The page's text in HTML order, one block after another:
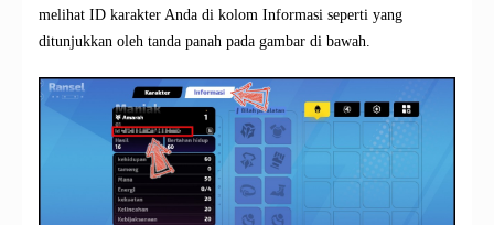
melihat ID karakter Anda di kolom Informasi seperti yang
ditunjukkan oleh tanda panah pada gambar di bawah.